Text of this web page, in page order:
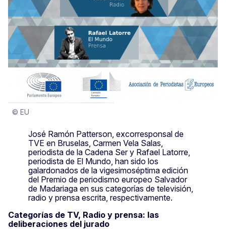
© EU
José Ramón Patterson, excorresponsal de
TVE en Bruselas, Carmen Vela Salas,
periodista de la Cadena Ser y Rafael Latorre,
periodista de El Mundo, han sido los
galardonados de la vigesimoséptima edición
del Premio de periodismo europeo Salvador
de Madariaga en sus categorías de televisión,
radio y prensa escrita, respectivamente.
Categorías de TV, Radio y prensa: las
deliberaciones del jurado